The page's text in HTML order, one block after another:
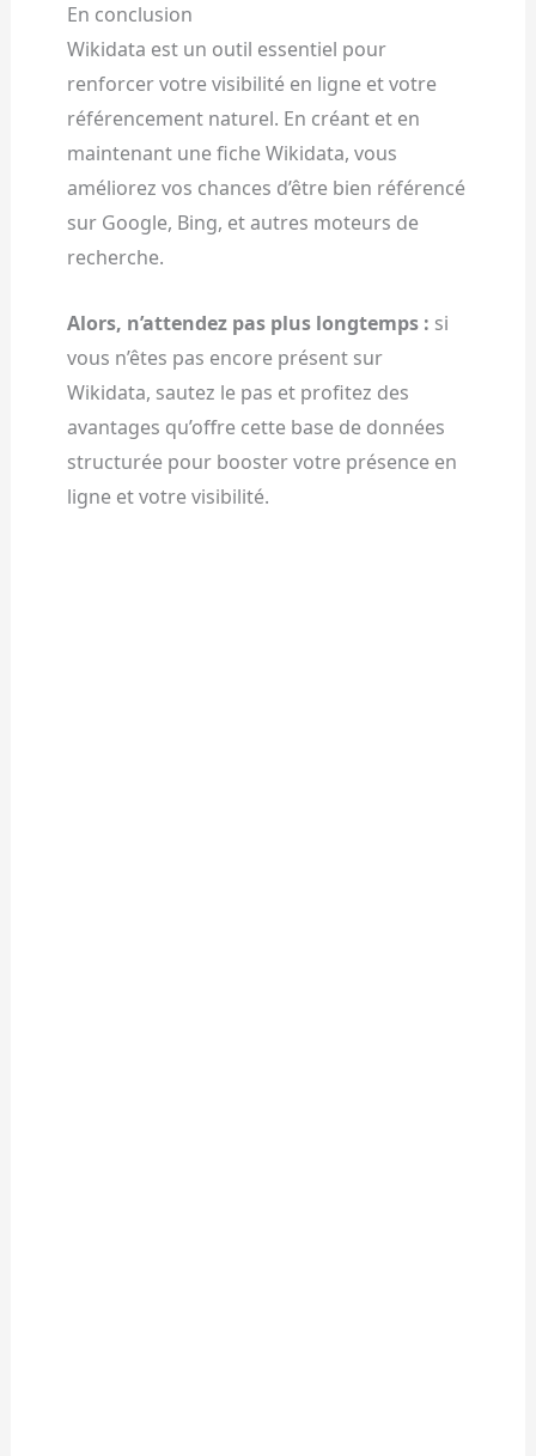
En conclusion
Wikidata est un outil essentiel pour
renforcer votre visibilité en ligne et votre
référencement naturel. En créant et en
maintenant une fiche Wikidata, vous
améliorez vos chances d’être bien référencé
sur Google, Bing, et autres moteurs de
recherche.
Alors, n’attendez pas plus longtemps : si
vous n’êtes pas encore présent sur
Wikidata, sautez le pas et profitez des
avantages qu’offre cette base de données
structurée pour booster votre présence en
ligne et votre visibilité.